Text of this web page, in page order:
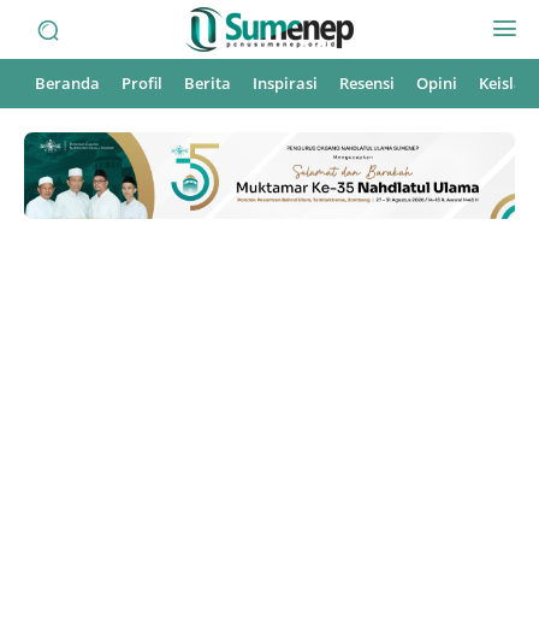
Beranda Profil Berita Inspirasi Resensi Opini